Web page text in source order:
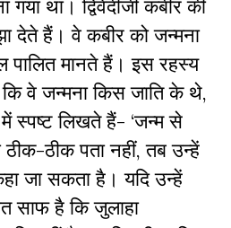
गया था। द्विवेदीजी कबीर की
देते हैं। वे कबीर को जन्मना
पालित मानते हैं। इस रहस्य
वे जन्मना किस जाति के थे,
में स्पष्ट लिखते हैं- ‘जन्म से
ठीक पता नहीं, तब उन्हें
जा सकता है। यदि उन्हें
साफ है कि जुलाहा